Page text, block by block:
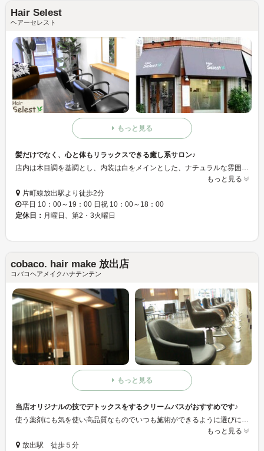
Hair Selest
ヘアーセレスト
もっと見る
髪だけでなく、心と体もリラックスできる癒し系サロン♪
店内は木目調を基調とし、内装は白をメインとした、ナチュラルな雰囲気を持つ空間を演出♪ 店に置かれてある様々なオブジェや植物たちによって、心安らげる時間を提供します。
もっと見る
片町線放出駅より徒歩2分
平日 10：00～19：00 日祝 10：00～18：00
定休日： 月曜日、第2・3火曜日
cobaco. hair make 放出店
コバコヘアメイクハナテンテン
もっと見る
当店オリジナルの技でデトックスをするクリームバスがおすすめです♪
もっと見る
放出駅 徒歩５分